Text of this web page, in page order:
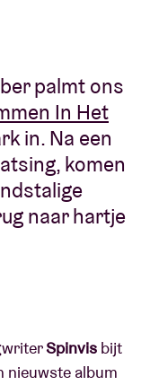
palmt ons
In Het
in. Na een
komen
naar hartje
Spinvis bijt
nieuwste album